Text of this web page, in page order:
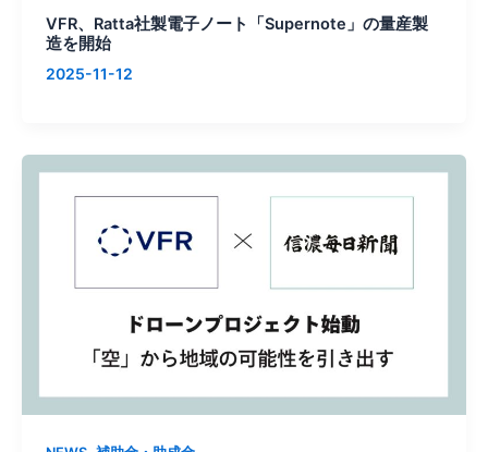
VFR、Ratta社製電子ノート「Supernote」の量産製
造を開始
2025-11-12